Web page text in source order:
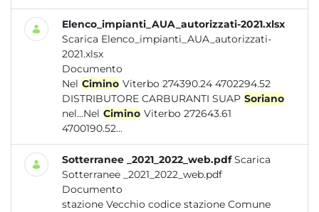
Elenco_impianti_AUA_autorizzati-2021.xlsx
Scarica Elenco_impianti_AUA_autorizzati-
2021.xlsx
Documento
Nel Cimino Viterbo 274390.24 4702294.52
DISTRIBUTORE CARBURANTI SUAP Soriano
nel...Nel Cimino Viterbo 272643.61
4700190.52...
Sotterranee _2021_2022_web.pdf Scarica
Sotterranee _2021_2022_web.pdf
Documento
stazione Vecchio codice stazione Comune